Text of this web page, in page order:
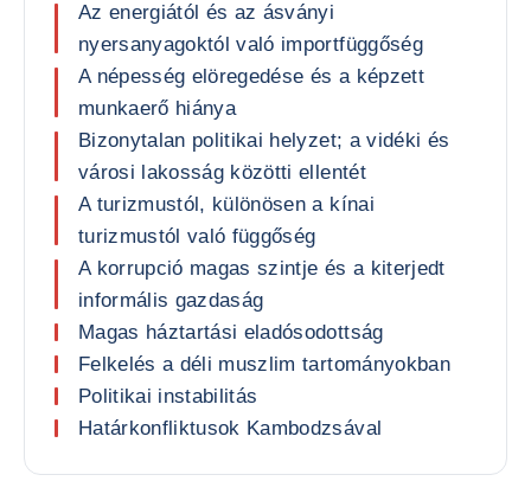
Az energiától és az ásványi
nyersanyagoktól való importfüggőség
A népesség elöregedése és a képzett
munkaerő hiánya
Bizonytalan politikai helyzet; a vidéki és
városi lakosság közötti ellentét
A turizmustól, különösen a kínai
turizmustól való függőség
A korrupció magas szintje és a kiterjedt
informális gazdaság
Magas háztartási eladósodottság
Felkelés a déli muszlim tartományokban
Politikai instabilitás
Határkonfliktusok Kambodzsával